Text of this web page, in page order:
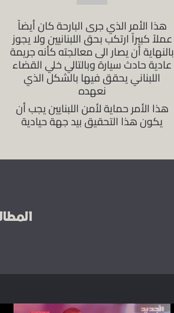
هذا الأمر الذي جرى البارحة كان أيضاً
عملاً كبيراً ارتكب بحق اللبنانيين ولا يجوز
بالنهاية أن يصار الى معالجته كأنه جريمة
عادية حادث سيارة وبالتالي خلي القضاء
اللبناني يحقق فيها بالشكل الذي
نعهده
هذا الأمر حماية لأمن اللبنايين يجب أن
يكون هذا التحقيق بيد جهة حيادية
لديها صدقيتها وبالتالي حتى نحن اقترحنا
لجنة عربية